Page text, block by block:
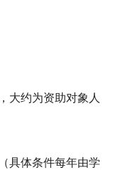
大约为资助对象人
具体条件每年由学